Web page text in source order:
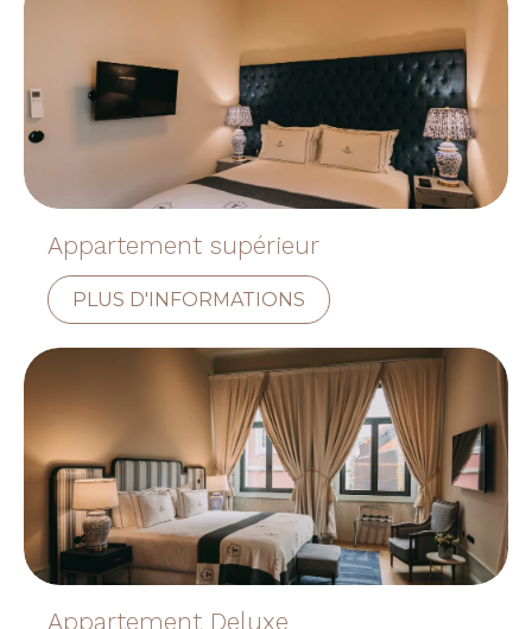
Appartement supérieur
PLUS D'INFORMATIONS
Appartement Deluxe